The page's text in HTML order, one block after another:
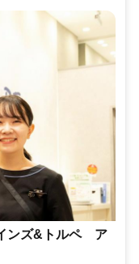
ンズ&トルペ ア